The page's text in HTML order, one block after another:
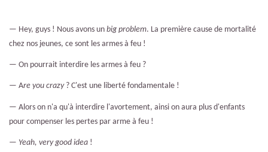
— Hey, guys ! Nous avons un big problem. La première cause de mortalité
chez nos jeunes, ce sont les armes à feu !
— On pourrait interdire les armes à feu ?
— Are you crazy ? C'est une liberté fondamentale !
— Alors on n'a qu'à interdire l'avortement, ainsi on aura plus d'enfants
pour compenser les pertes par arme à feu !
— Yeah, very good idea !